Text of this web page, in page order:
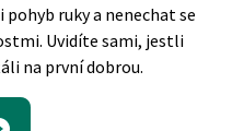
ruky a nenechat se
Uvidíte sami, jestli
na první dobrou.